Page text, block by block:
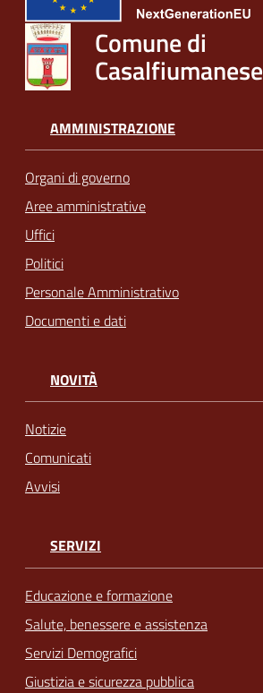
Comune di
Casalfiumanese
AMMINISTRAZIONE
Organi di governo
Aree amministrative
Uffici
Politici
Personale Amministrativo
Documenti e dati
NOVITÀ
Notizie
Comunicati
Avvisi
SERVIZI
Educazione e formazione
Salute, benessere e assistenza
Servizi Demografici
Giustizia e sicurezza pubblica